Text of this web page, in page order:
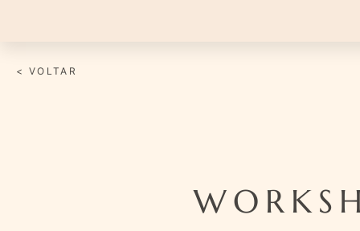
< VOLTAR